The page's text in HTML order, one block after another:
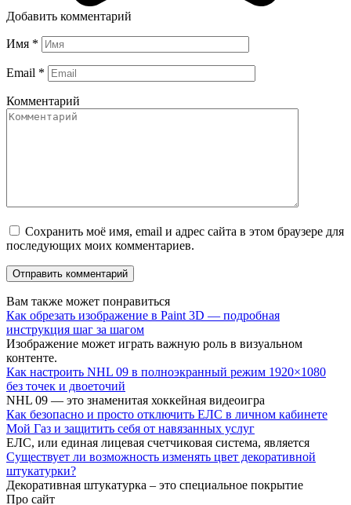
Добавить комментарий
Имя *
Email *
Комментарий
Сохранить моё имя, email и адрес сайта в этом браузере для
последующих моих комментариев.
Вам также может понравиться
Как обрезать изображение в Paint 3D — подробная
инструкция шаг за шагом
Изображение может играть важную роль в визуальном
контенте.
Как настроить NHL 09 в полноэкранный режим 1920×1080
без точек и двоеточий
NHL 09 — это знаменитая хоккейная видеоигра
Как безопасно и просто отключить ЕЛС в личном кабинете
Мой Газ и защитить себя от навязанных услуг
ЕЛС, или единая лицевая счетчиковая система, является
Существует ли возможность изменять цвет декоративной
штукатурки?
Декоративная штукатурка – это специальное покрытие
Про сайт